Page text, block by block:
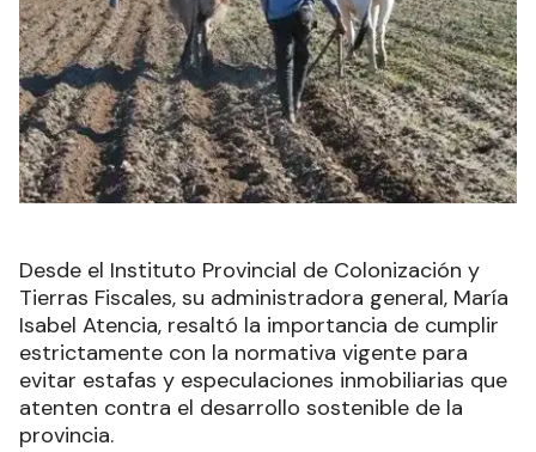
Desde el Instituto Provincial de Colonización y
Tierras Fiscales, su administradora general, María
Isabel Atencia, resaltó la importancia de cumplir
estrictamente con la normativa vigente para
evitar estafas y especulaciones inmobiliarias que
atenten contra el desarrollo sostenible de la
provincia.